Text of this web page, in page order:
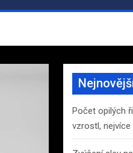
Počet opilých
vzrostl,